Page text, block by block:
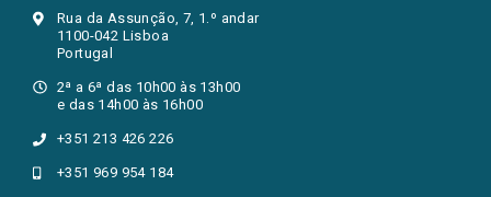
Rua da Assunção, 7, 1.º andar
1100-042 Lisboa
Portugal
2ª a 6ª das 10h00 às 13h00
e das 14h00 às 16h00
+351 213 426 226
+351 969 954 184